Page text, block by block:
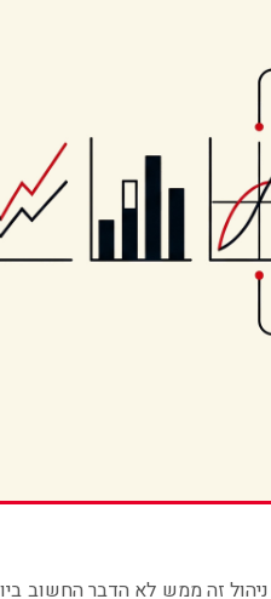
זה ממש לא הדבר החשוב